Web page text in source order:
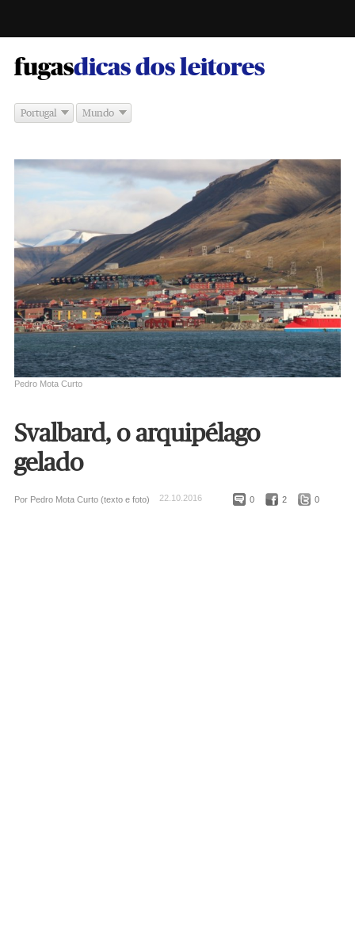
fugas -
dicas dos leitores
Portugal Mundo
Pedro Mota Curto
Svalbard, o arquipélago
gelado
0 2 0
Por Pedro Mota Curto (texto e foto) 22.10.2016